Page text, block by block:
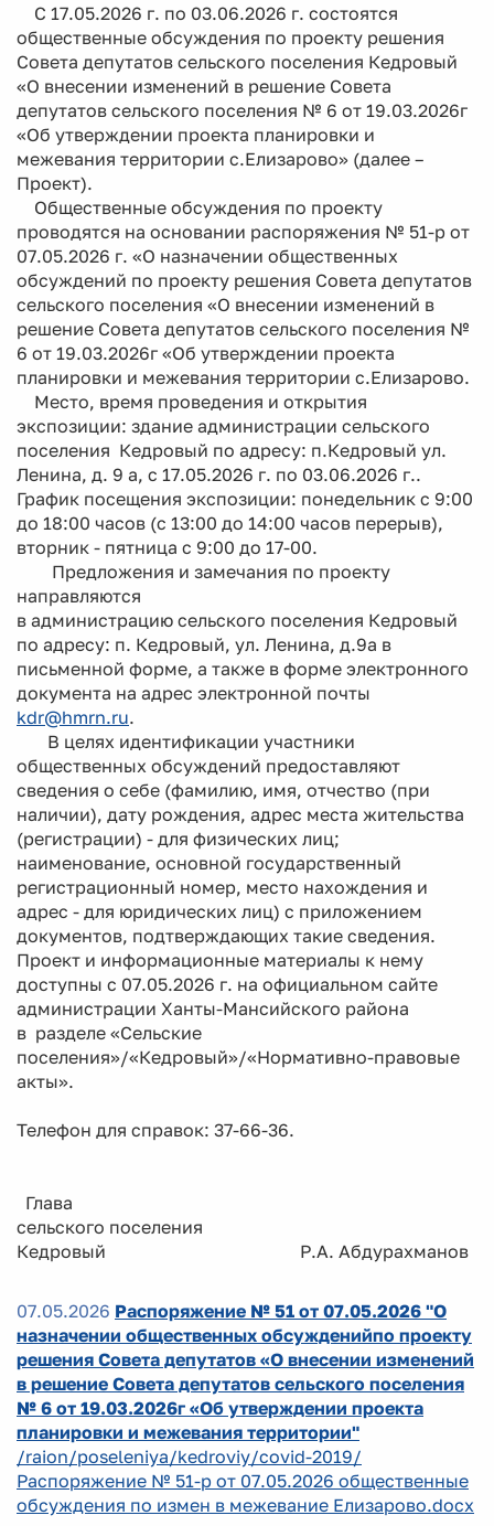
С 17.05.2026 г. по 03.06.2026 г. состоятся
общественные обсуждения по проекту решения
Совета депутатов сельского поселения Кедровый
«О внесении изменений в решение Совета
депутатов сельского поселения № 6 от 19.03.2026г
«Об утверждении проекта планировки и
межевания территории с.Елизарово» (далее –
Проект).
Общественные обсуждения по проекту
проводятся на основании распоряжения № 51-р от
07.05.2026 г. «О назначении общественных
обсуждений по проекту решения Совета депутатов
сельского поселения «О внесении изменений в
решение Совета депутатов сельского поселения №
6 от 19.03.2026г «Об утверждении проекта
планировки и межевания территории с.Елизарово.
Место, время проведения и открытия
экспозиции: здание администрации сельского
поселения Кедровый по адресу: п.Кедровый ул.
Ленина, д. 9 а, с 17.05.2026 г. по 03.06.2026 г..
График посещения экспозиции: понедельник с 9:00
до 18:00 часов (с 13:00 до 14:00 часов перерыв),
вторник - пятница с 9:00 до 17-00.
Предложения и замечания по проекту
направляются
в администрацию сельского поселения Кедровый
по адресу: п. Кедровый, ул. Ленина, д.9а в
письменной форме, а также в форме электронного
документа на адрес электронной почты
kdr@hmrn.ru.
В целях идентификации участники
общественных обсуждений предоставляют
сведения о себе (фамилию, имя, отчество (при
наличии), дату рождения, адрес места жительства
(регистрации) - для физических лиц;
наименование, основной государственный
регистрационный номер, место нахождения и
адрес - для юридических лиц) с приложением
документов, подтверждающих такие сведения.
Проект и информационные материалы к нему
доступны с 07.05.2026 г. на официальном сайте
администрации Ханты-Мансийского района
в разделе «Сельские
поселения»/«Кедровый»/«Нормативно-правовые
акты».
Телефон для справок: 37-66-36.
Глава
сельского поселения
Кедровый Р.А. Абдурахманов
07.05.2026 Распоряжение № 51 от 07.05.2026 "О
назначении общественных обсужденийпо проекту
решения Совета депутатов «О внесении изменений
в решение Совета депутатов сельского поселения
№ 6 от 19.03.2026г «Об утверждении проекта
планировки и межевания территории"
/raion/poseleniya/kedroviy/covid-2019/
Распоряжение № 51-р от 07.05.2026 общественные
обсуждения по измен в межевание Елизарово.docx